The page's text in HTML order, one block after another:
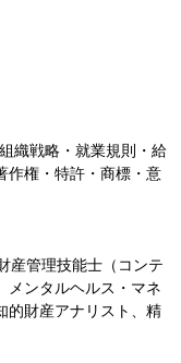
織戦略・就業規則・給
権・特許・商標・意
管理技能士（コンテ
メンタルヘルス・マネ
的財産アナリスト、精